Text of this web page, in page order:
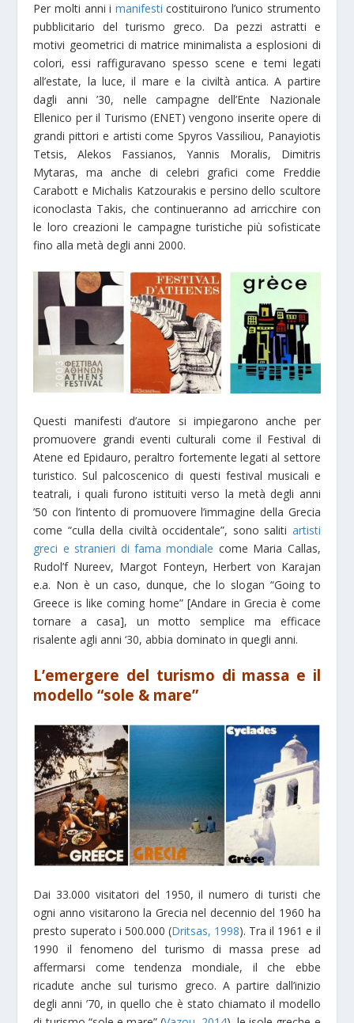
Per molti anni i manifesti costituirono l’unico strumento
pubblicitario del turismo greco. Da pezzi astratti e
motivi geometrici di matrice minimalista a esplosioni di
colori, essi raffiguravano spesso scene e temi legati
all’estate, la luce, il mare e la civiltà antica. A partire
dagli anni ’30, nelle campagne dell’Ente Nazionale
Ellenico per il Turismo (ENET) vengono inserite opere di
grandi pittori e artisti come Spyros Vassiliou, Panayiotis
Tetsis, Alekos Fassianos, Yannis Moralis, Dimitris
Mytaras, ma anche di celebri grafici come Freddie
Carabott e Michalis Katzourakis e persino dello scultore
iconoclasta Takis, che continueranno ad arricchire con
le loro creazioni le campagne turistiche più sofisticate
fino alla metà degli anni 2000.
Questi manifesti d’autore si impiegarono anche per
promuovere grandi eventi culturali come il Festival di
Atene ed Epidauro, peraltro fortemente legati al settore
turistico. Sul palcoscenico di questi festival musicali e
teatrali, i quali furono istituiti verso la metà degli anni
’50 con l’intento di promuovere l’immagine della Grecia
come “culla della civiltà occidentale”, sono saliti artisti
greci e stranieri di fama mondiale come Maria Callas,
Rudol’f Nureev, Margot Fonteyn, Herbert von Karajan
e.a. Non è un caso, dunque, che lo slogan “Going to
Greece is like coming home” [Andare in Grecia è come
tornare a casa], un motto semplice ma efficace
risalente agli anni ‘30, abbia dominato in quegli anni.
L’emergere del turismo di massa e il
modello “sole & mare”
Dai 33.000 visitatori del 1950, il numero di turisti che
ogni anno visitarono la Grecia nel decennio del 1960 ha
presto superato i 500.000 (Dritsas, 1998). Tra il 1961 e il
1990 il fenomeno del turismo di massa prese ad
affermarsi come tendenza mondiale, il che ebbe
ricadute anche sul turismo greco. A partire dall’inizio
degli anni ’70, in quello che è stato chiamato il modello